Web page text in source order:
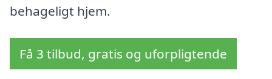
behageligt hjem.
Få 3 tilbud, gratis og uforpligtende